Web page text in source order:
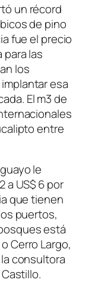
un récord
de pino
fue el precio
para las
los
esa
El m3 de
entre
le
a US$ 6 por
que tienen
puertos,
está
Cerro Largo,
consultora